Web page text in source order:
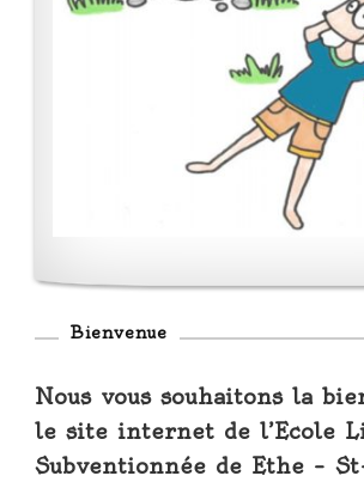
Bienvenue
Nous vous souhaitons la
le site internet de l’Ecole
Subventionnée de Ethe –